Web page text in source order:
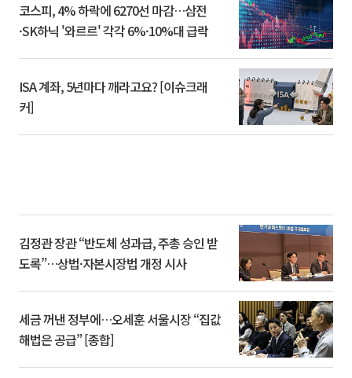
코스피, 4% 하락에 6270선 마감…삼전
·SK하닉 '와르르' 각각 6%·10%대 급락
ISA 계좌, 5년마다 깨라고요? [이슈크래
커]
김정관 장관 “반도체 성과급, 주총 승인 받
도록”…상법·자본시장법 개정 시사
세금 꺼낸 정부에…오세훈 서울시장 “집값
해법은 공급” [종합]